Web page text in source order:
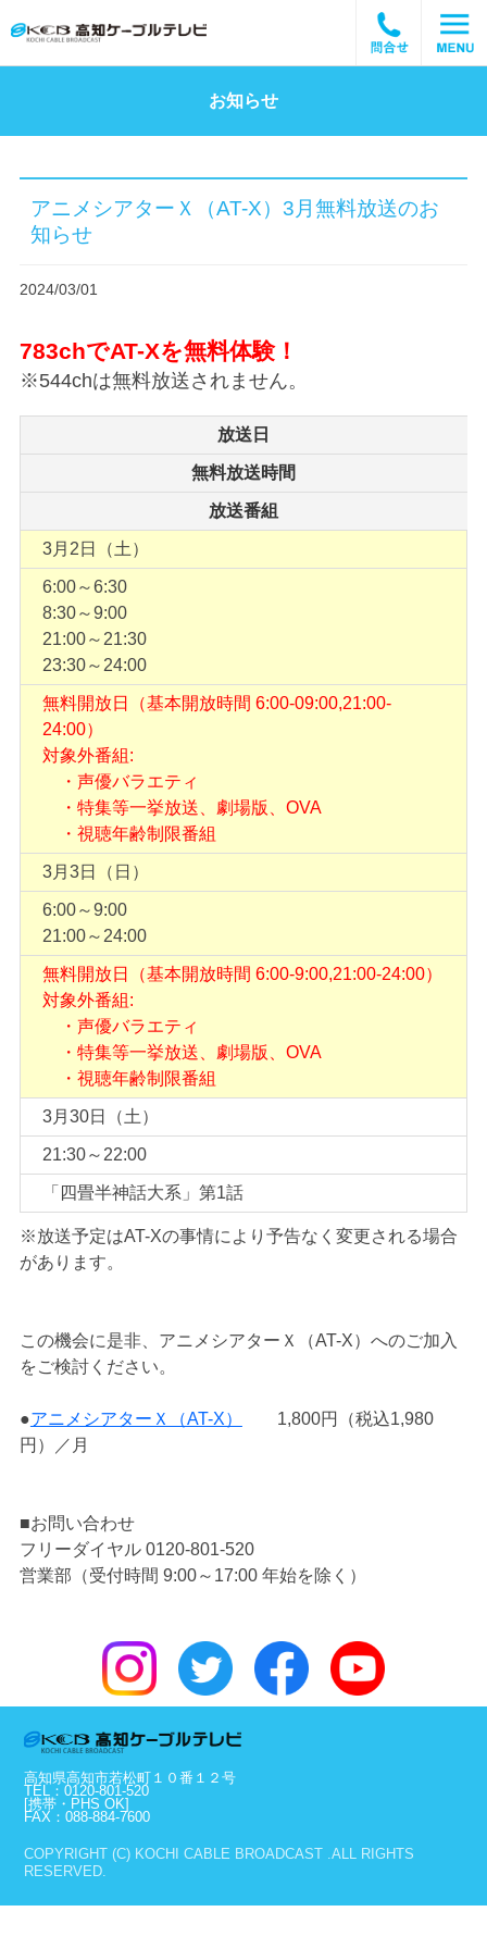
お知らせ
アニメシアターＸ（AT-X）3月無料放送のお
知らせ
2024/03/01
783chでAT-Xを無料体験！
※544chは無料放送されません。
放送日
無料放送時間
放送番組
3月2日（土）
6:00～6:30
8:30～9:00
21:00～21:30
23:30～24:00
無料開放日（基本開放時間 6:00-09:00,21:00-
24:00）
対象外番組:
・声優バラエティ
・特集等一挙放送、劇場版、OVA
・視聴年齢制限番組
3月3日（日）
6:00～9:00
21:00～24:00
無料開放日（基本開放時間 6:00-9:00,21:00-24:00）
対象外番組:
・声優バラエティ
・特集等一挙放送、劇場版、OVA
・視聴年齢制限番組
3月30日（土）
21:30～22:00
「四畳半神話大系」第1話
※放送予定はAT-Xの事情により予告なく変更される場合
があります。
この機会に是非、アニメシアターＸ（AT-X）へのご加入
をご検討ください。
●アニメシアターＸ（AT-X）
1,800円（税込1,980
円）／月
■お問い合わせ
フリーダイヤル 0120-801-520
営業部（受付時間 9:00～17:00 年始を除く）
高知県高知市若松町１０番１２号
TEL：0120-801-520
[携帯・PHS OK]
FAX：088-884-7600
COPYRIGHT (C) KOCHI CABLE BROADCAST .ALL RIGHTS
RESERVED.